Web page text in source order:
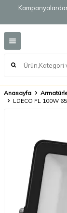
Anasayfa
LDECO FL 100W